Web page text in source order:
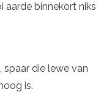
aarde binnekort niks
spaar die lewe van
is.